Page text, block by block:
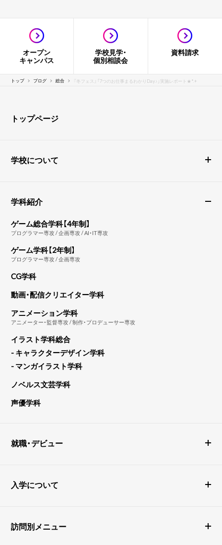
オープン
キャンパス
学校見学・
個別相談会
資料請求
トップ ブログ 総合 『冬フェス』「7つのお仕事まるわかりDay♪」実施レポート★*.+
トップページ
学校について
学科紹介
ゲーム総合学科【4年制】
プログラマー専攻 / 企画専攻 / AI・IT専攻
ゲーム学科【2年制】
プログラマー専攻 / 企画専攻
CG学科
動画・配信クリエイター学科
アニメーション学科
アニメーター・監督専攻 / 制作・プロデューサー専攻
イラスト学科総合
- キャラクターデザイン学科
- マンガイラスト学科
ノベルス文芸学科
声優学科
就職・デビュー
入学について
訪問別メニュー